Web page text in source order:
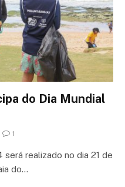
do Dia Mundial
1
será realizado no dia 21 de
do…